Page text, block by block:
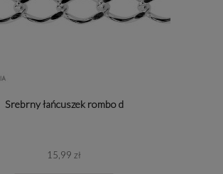
Srebrny łańcuszek rombo d
15,99 zł